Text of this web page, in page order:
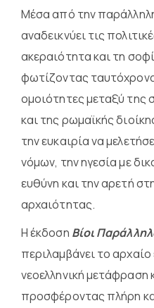
Μέσα από την
αναδεικνύει τις
ακεραιότητα και τη
φωτίζοντας
ομοιότητες μεταξύ της
και της ρωμαϊκής
την ευκαιρία να
νόμων, την ηγεσία με
ευθύνη και την αρετή
αρχαιότητας.
Η έκδοση Βίοι
περιλαμβάνει το αρχαίο
νεοελληνική μετάφραση
προσφέροντας πλήρη